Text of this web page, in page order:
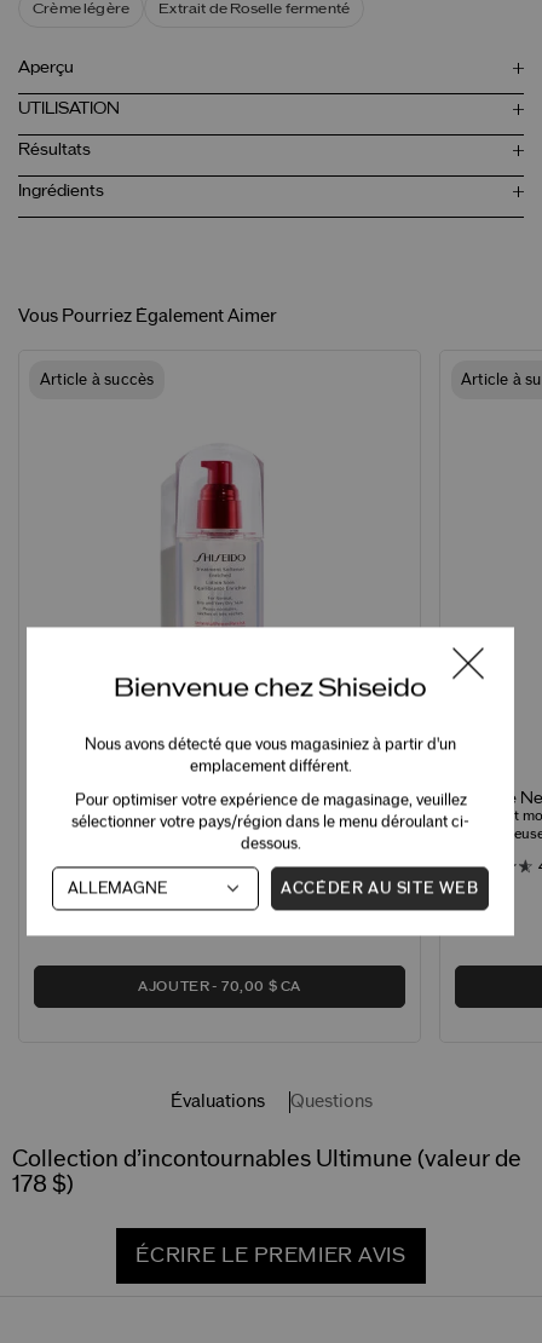
Crème légère Extrait de Roselle fermenté
Aperçu
UTILISATION
Résultats
Ingrédients
Vous Pourriez Également Aimer
Article à succès
Lotion Soin Equilibrante Enrichie
Adoucissant hydratant pour peau normale et sèche
AJOUTER 70,00 $ CA
Article à
Mousse
Nettoyant
peau
Évaluations Questions
Collection d’incontournables Ultimune (valeur de
178 $)
ÉCRIRE LE PREMIER AVIS
Bienvenue chez Shiseido
Nous avons détecté que vous magasiniez à partir d'un
emplacement différent.
Pour optimiser votre expérience de magasinage, veuillez
sélectionner votre pays/région dans le menu déroulant ci-
dessous.
ACCÉDER AU SITE WEB